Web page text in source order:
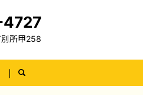
search
所甲258